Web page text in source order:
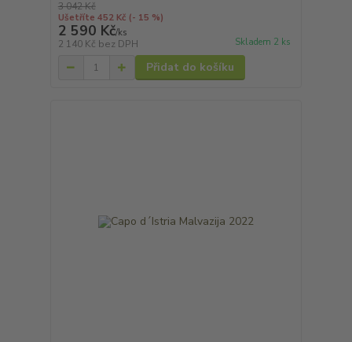
3 042 Kč
Ušetříte 452 Kč (- 15 %)
2 590 Kč/ks
2 140 Kč bez DPH Skladem 2 ks
Přidat do košíku